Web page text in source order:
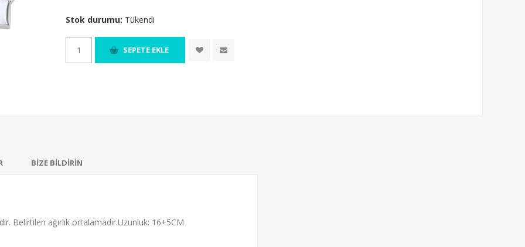
Stok durumu: Tükendi
BİZE BİLDİRİN
Belirtilen ağırlık ortalamadır.Uzunluk: 16+5CM